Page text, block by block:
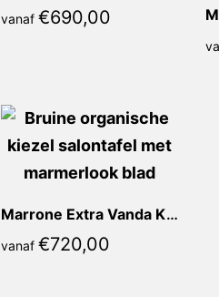
vanaf €690,00
Marrone Extra Vanda Kiezel
vanaf €720,00